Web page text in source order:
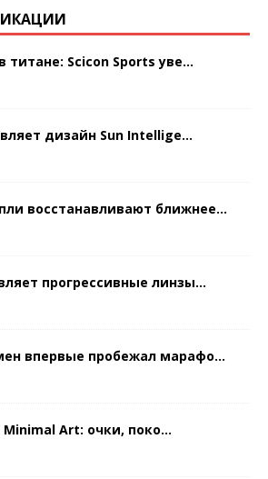
Scicon Sports уве...
дизайн Sun Intellige...
восстанавливают ближнее...
прогрессивные линзы...
впервые пробежал марафо...
Art: очки, поко...